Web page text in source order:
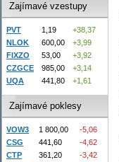
Zajímavé vzestupy
PVT 1,19
+38,37
NLOK
600,00
+3,99
FIXZO
53,00
+3,92
CZGCE
985,00
+3,14
UQA
441,80 +1,61
Zajímavé poklesy
VOW3 1 800,00
-5,06
CSG
441,60
-4,62
CTP
361,20
-3,42